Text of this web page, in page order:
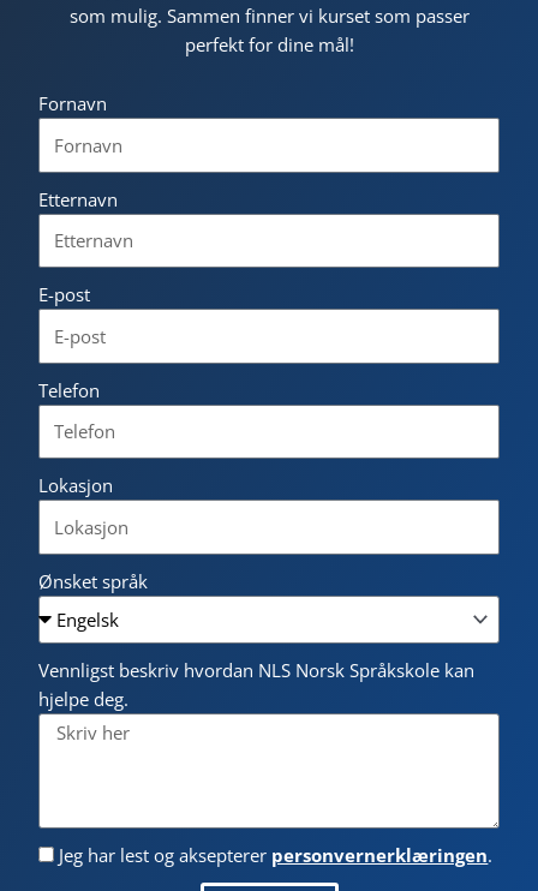
som mulig. Sammen finner vi kurset som passer
perfekt for dine mål!
Fornavn
Etternavn
E-post
Telefon
Lokasjon
Ønsket språk
Vennligst beskriv hvordan NLS Norsk Språkskole kan
hjelpe deg.
Jeg har lest og aksepterer personvernerklæringen.